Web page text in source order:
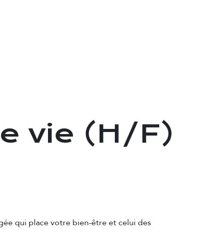
vie (H/F)
qui place votre bien-être et celui des